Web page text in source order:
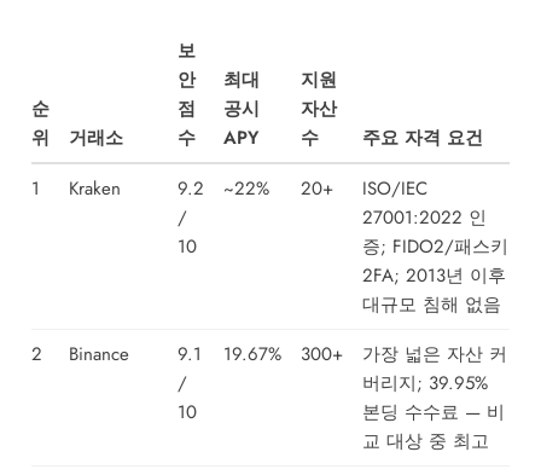
순
위
거래소
보
안
점
수
최대
공시
APY
지원
자산
수
주요 자격 요건
1
Kraken
9.2
/
10
~22% 20+
ISO/IEC
27001:2022 인
증; FIDO2/패스키
2FA; 2013년 이후
대규모 침해 없음
2
Binance
9.1
/
10
19.67% 300+
가장 넓은 자산 커
버리지; 39.95%
본딩 수수료 — 비
교 대상 중 최고